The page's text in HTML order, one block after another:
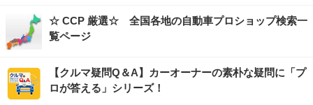
☆ CCP 厳選☆ 全国各地の自動車プロショップ検索一
覧ページ
【クルマ疑問Q＆A】カーオーナーの素朴な疑問に「プ
ロが答える」シリーズ！